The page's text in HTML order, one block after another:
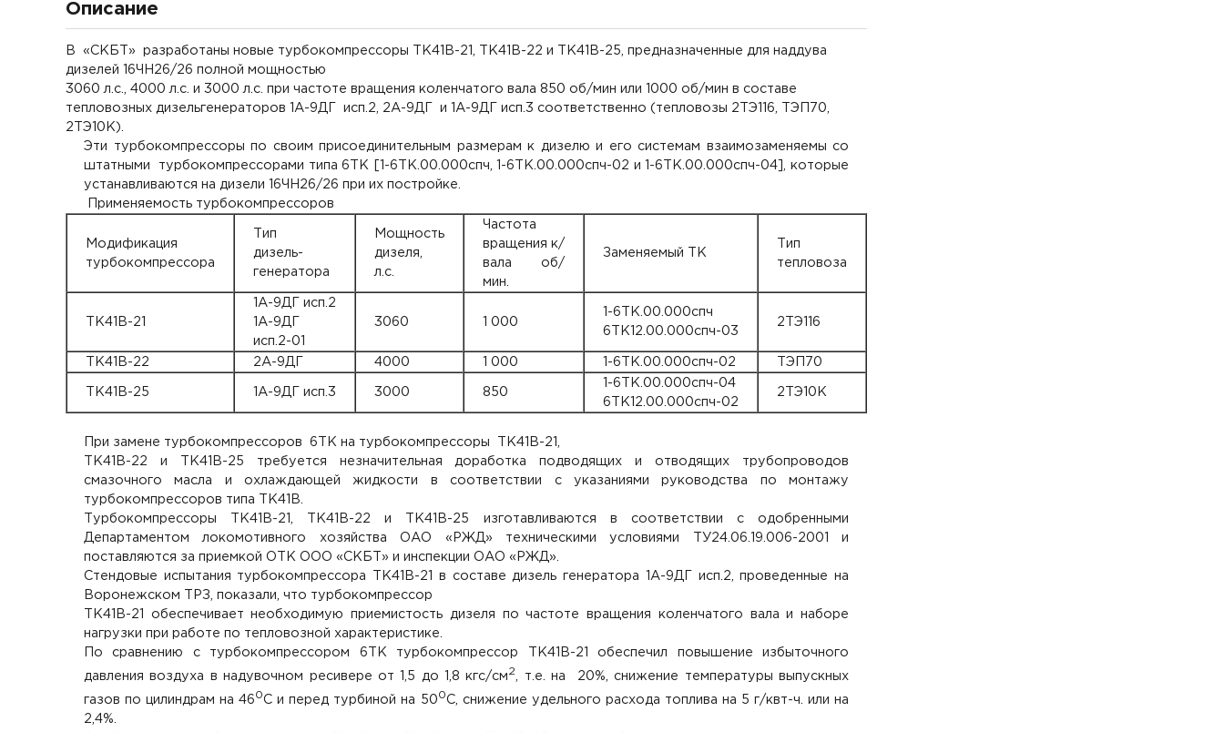
Описание
В «СКБТ» разработаны новые турбокомпрессоры ТК41В-21, ТК41В-22 и ТК41В-25, предназначенные для наддува
дизелей 16ЧН26/26 полной мощностью
3060 л.с., 4000 л.с. и 3000 л.с. при частоте вращения коленчатого вала 850 об/мин или 1000 об/мин в составе
тепловозных дизельгенераторов 1А-9ДГ исп.2, 2А-9ДГ и 1А-9ДГ исп.3 соответственно (тепловозы 2ТЭ116, ТЭП70,
2ТЭ10К).
Эти турбокомпрессоры по своим присоединительным размерам к дизелю и его системам взаимозаменяемы со
штатными турбокомпрессорами типа 6ТК [1-6ТК.00.000спч, 1-6ТК.00.000спч-02 и 1-6ТК.00.000спч-04], которые
устанавливаются на дизели 16ЧН26/26 при их постройке.
Применяемость турбокомпрессоров
Модификация
турбокомпрессора
Тип
дизель-
генератора
Мощность
дизеля,
л.с.
Частота
вращения к/
вала об/
мин.
Заменяемый ТК
Тип
тепловоза
ТК41В-21
1А-9ДГ исп.2
1А-9ДГ
исп.2-01
3060 1 000
1-6ТК.00.000спч
6ТК12.00.000спч-03
2ТЭ116
ТК41В-22 2А-9ДГ 4000 1 000 1-6ТК.00.000спч-02 ТЭП70
ТК41В-25 1А-9ДГ исп.3 3000 850
1-6ТК.00.000спч-04
6ТК12.00.000спч-02
2ТЭ10К
При замене турбокомпрессоров 6ТК на турбокомпрессоры ТК41В-21,
ТК41В-22 и ТК41В-25 требуется незначительная доработка подводящих и отводящих трубопроводов
смазочного масла и охлаждающей жидкости в соответствии с указаниями руководства по монтажу
турбокомпрессоров типа ТК41В.
Турбокомпрессоры ТК41В-21, ТК41В-22 и ТК41В-25 изготавливаются в соответствии с одобренными
Департаментом локомотивного хозяйства ОАО «РЖД» техническими условиями ТУ24.06.19.006-2001 и
поставляются за приемкой ОТК ООО «СКБТ» и инспекции ОАО «РЖД».
Стендовые испытания турбокомпрессора ТК41В-21 в составе дизель генератора 1А-9ДГ исп.2, проведенные на
Воронежском ТРЗ, показали, что турбокомпрессор
ТК41В-21 обеспечивает необходимую приемистость дизеля по частоте вращения коленчатого вала и наборе
нагрузки при работе по тепловозной характеристике.
По сравнению с турбокомпрессором 6ТК турбокомпрессор ТК41В-21 обеспечил повышение избыточного
давления воздуха в надувочном ресивере от 1,5 до 1,8 кгс/см2
, т.е. на 20%, снижение температуры выпускных
газов по цилиндрам на 460С и перед турбиной на 500С, снижение удельного расхода топлива на 5 г/квт-ч. или на
2,4%.